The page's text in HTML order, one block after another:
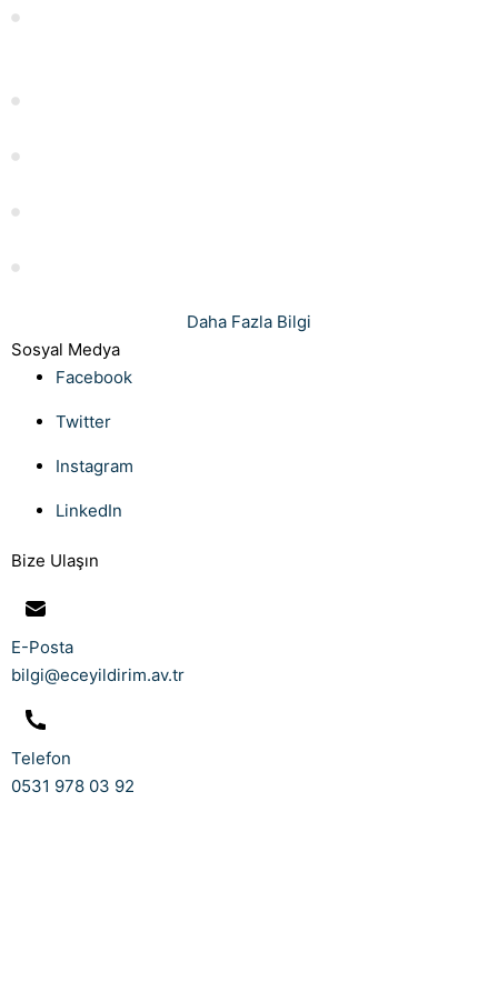
Daha Fazla Bilgi
Sosyal Medya
Facebook
Twitter
Instagram
LinkedIn
Bize Ulaşın
E-Posta
bilgi@eceyildirim.av.tr
Telefon
0531 978 03 92